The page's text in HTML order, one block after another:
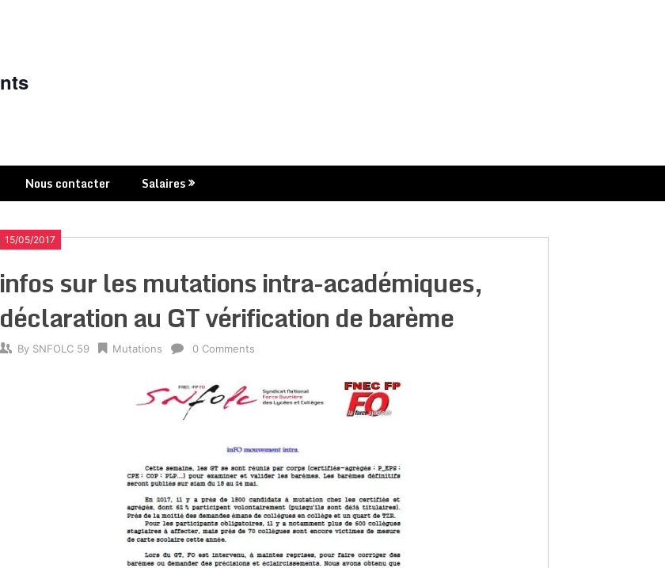
Nous contacter Salaires
15/05/2017
infos sur les mutations intra-académiques,
déclaration au GT vérification de barème
By SNFOLC 59 Mutations 0 Comments